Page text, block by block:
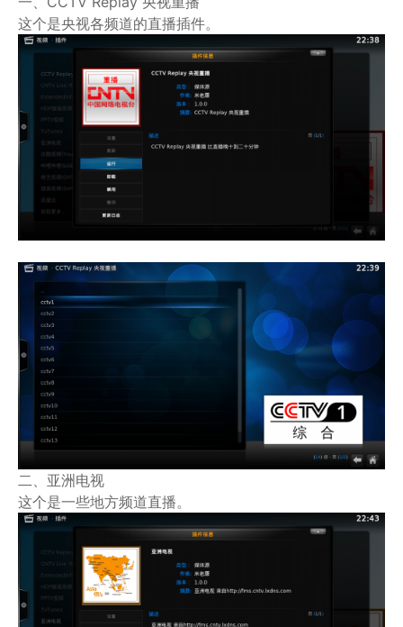
这个是央视各频道的直播插件。
二、亚洲电视
这个是一些地方频道直播。